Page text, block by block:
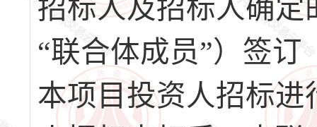
招标人及招标人确
“联合体成员”）签
本项目投资人招标